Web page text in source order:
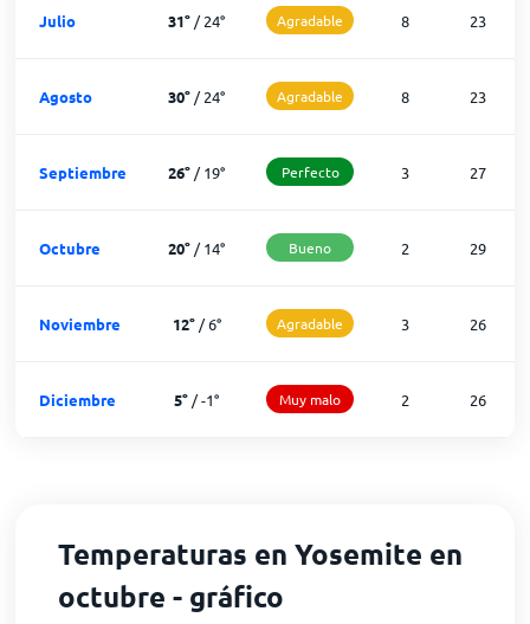
Julio 31° /24° Agradable 8 23
Agosto 30° /24° Agradable 8 23
Septiembre 26° /19° Perfecto 3 27
Octubre 20° /14° Bueno 2 29
Noviembre 12°/6° Agradable 3 26
Diciembre 5° /-1° Muy malo 2 26
Temperaturas en Yosemite en
octubre - gráfico